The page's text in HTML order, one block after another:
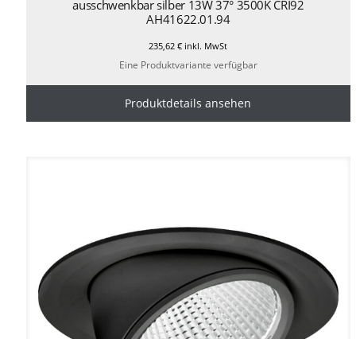
ausschwenkbar silber 13W 37° 3500K CRI92
AH41622.01.94
235,62€ inkl. MwSt
Eine Produktvariante verfügbar
Produktdetails ansehen